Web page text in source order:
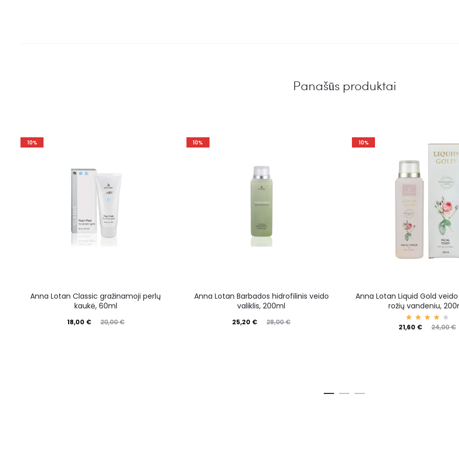
Panašūs produktai
10%
Anna Lotan Classic gražinamoji perlų
kaukė, 60ml
20,00€
18,00 €
10%
Anna Lotan Barbados hidrofilinis veido
valiklis, 200ml
28,00€
25,20 €
10%
Anna Lotan Liquid Gold
rožių vandeniu,
Įverti
nima24,00€
21,60 €